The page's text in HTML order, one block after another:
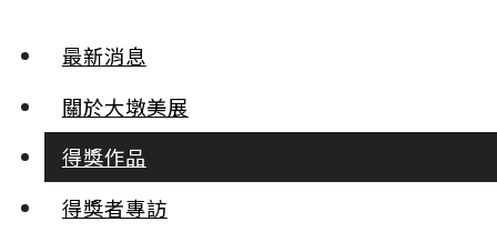
最新消息
關於大墩美展
得獎作品
得獎者專訪
2026年第三十一屆